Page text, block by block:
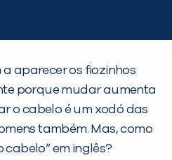
aparecer os fiozinhos
porque mudar aumenta
o cabelo é um xodó das
também. Mas, como
cabelo” em inglês?